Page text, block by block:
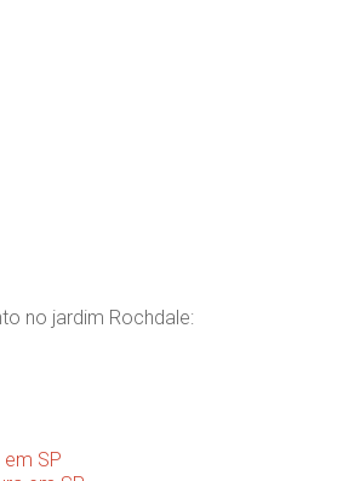
no jardim Rochdale:
SP